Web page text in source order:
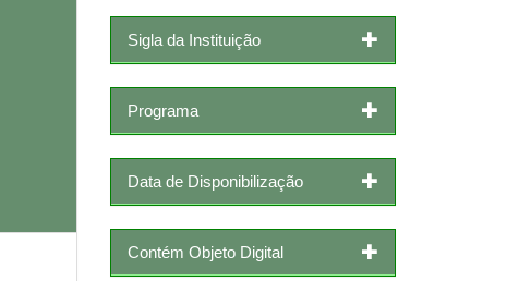
Sigla da Instituição
Programa
Data de Disponibilização
Contém Objeto Digital